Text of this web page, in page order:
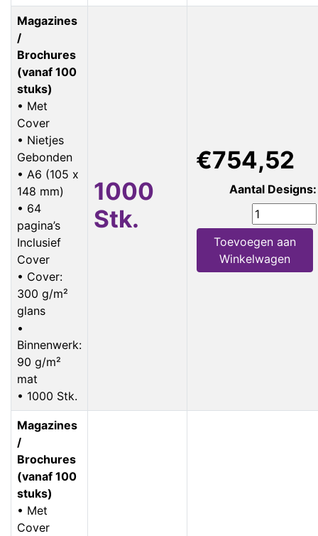
Magazines
/
Brochures
(vanaf 100
stuks)
• Met
Cover
• Nietjes
Gebonden
• A6 (105 x
148 mm)
• 64
pagina’s
Inclusief
Cover
• Cover:
300 g/m²
glans
•
Binnenwerk:
90 g/m²
mat
• 1000 Stk.
1000
Stk.
€754,52
Aantal Designs:
Toevoegen aan
Winkelwagen
Magazines
/
Brochures
(vanaf 100
stuks)
• Met
Cover